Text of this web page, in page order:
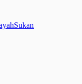
Sukan